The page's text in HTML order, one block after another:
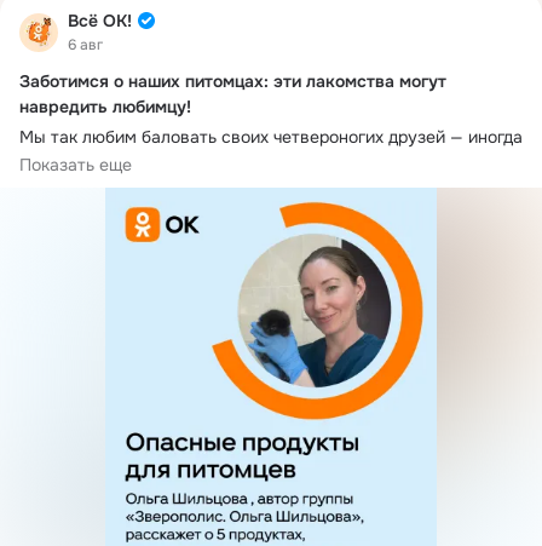
Всё ОК!
6 авг
Заботимся о наших питомцах: эти лакомства могут
навредить любимцу!
Мы так любим баловать своих четвероногих друзей — иногда
хочется просто поделиться кусочком того, что едим сами.
Показать еще